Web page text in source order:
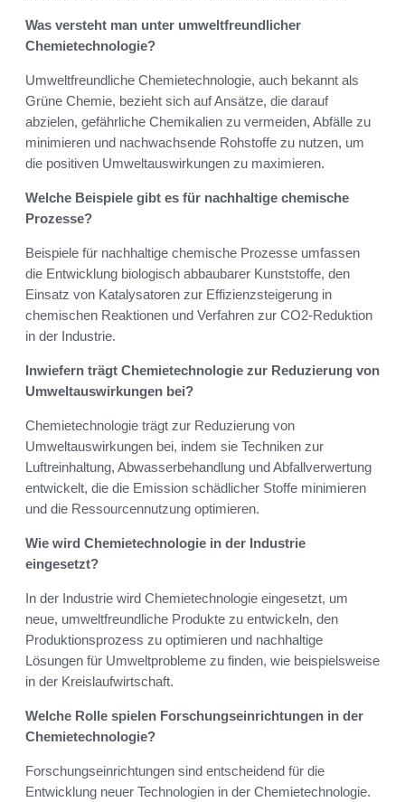
Was versteht man unter umweltfreundlicher
Chemietechnologie?
Umweltfreundliche Chemietechnologie, auch bekannt als
Grüne Chemie, bezieht sich auf Ansätze, die darauf
abzielen, gefährliche Chemikalien zu vermeiden, Abfälle zu
minimieren und nachwachsende Rohstoffe zu nutzen, um
die positiven Umweltauswirkungen zu maximieren.
Welche Beispiele gibt es für nachhaltige chemische
Prozesse?
Beispiele für nachhaltige chemische Prozesse umfassen
die Entwicklung biologisch abbaubarer Kunststoffe, den
Einsatz von Katalysatoren zur Effizienzsteigerung in
chemischen Reaktionen und Verfahren zur CO2-Reduktion
in der Industrie.
Inwiefern trägt Chemietechnologie zur Reduzierung von
Umweltauswirkungen bei?
Chemietechnologie trägt zur Reduzierung von
Umweltauswirkungen bei, indem sie Techniken zur
Luftreinhaltung, Abwasserbehandlung und Abfallverwertung
entwickelt, die die Emission schädlicher Stoffe minimieren
und die Ressourcennutzung optimieren.
Wie wird Chemietechnologie in der Industrie
eingesetzt?
In der Industrie wird Chemietechnologie eingesetzt, um
neue, umweltfreundliche Produkte zu entwickeln, den
Produktionsprozess zu optimieren und nachhaltige
Lösungen für Umweltprobleme zu finden, wie beispielsweise
in der Kreislaufwirtschaft.
Welche Rolle spielen Forschungseinrichtungen in der
Chemietechnologie?
Forschungseinrichtungen sind entscheidend für die
Entwicklung neuer Technologien in der Chemietechnologie.